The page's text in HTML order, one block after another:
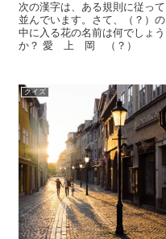
次の漢字は、ある規則に従って
並んでいます。さて、（？）の
中に入る花の名前は何でしょう
か？ 愛 上 岡 （？）
クイズ